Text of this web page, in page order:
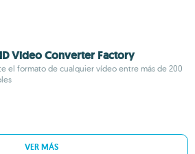
Video Converter Factory
el formato de cualquier vídeo entre más de 200
VER MÁS